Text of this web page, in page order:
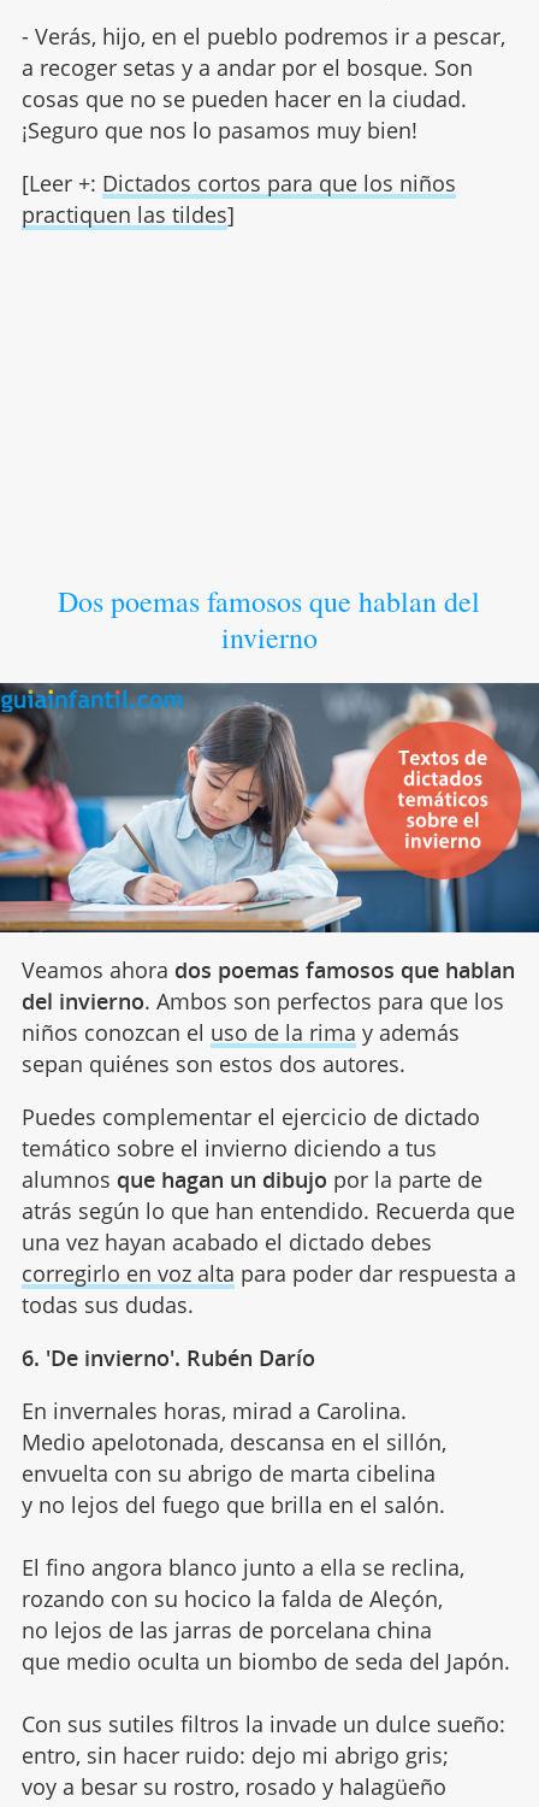
- Verás, hijo, en el pueblo podremos ir a pescar,
a recoger setas y a andar por el bosque. Son
cosas que no se pueden hacer en la ciudad.
¡Seguro que nos lo pasamos muy bien!
[Leer +: Dictados cortos para que los niños
practiquen las tildes]
Dos poemas famosos que hablan del
invierno
Veamos ahora dos poemas famosos que hablan
del invierno. Ambos son perfectos para que los
niños conozcan el uso de la rima y además
sepan quiénes son estos dos autores.
Puedes complementar el ejercicio de dictado
temático sobre el invierno diciendo a tus
alumnos que hagan un dibujo por la parte de
atrás según lo que han entendido. Recuerda que
una vez hayan acabado el dictado debes
corregirlo en voz alta para poder dar respuesta a
todas sus dudas.
6. 'De invierno'. Rubén Darío
En invernales horas, mirad a Carolina.
Medio apelotonada, descansa en el sillón,
envuelta con su abrigo de marta cibelina
y no lejos del fuego que brilla en el salón.
El fino angora blanco junto a ella se reclina,
rozando con su hocico la falda de Aleçón,
no lejos de las jarras de porcelana china
que medio oculta un biombo de seda del Japón.
Con sus sutiles filtros la invade un dulce sueño:
entro, sin hacer ruido: dejo mi abrigo gris;
voy a besar su rostro, rosado y halagüeño